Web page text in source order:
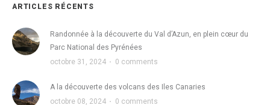
ARTICLES RÉCENTS
Randonnée à la découverte du Val d’Azun, en plein cœur du
Parc National des Pyrénées
octobre 31, 2024 · 0 comments
A la découverte des volcans des Iles Canaries
octobre 08, 2024 · 0 comments